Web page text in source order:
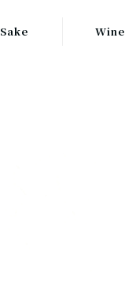
Sake Wine